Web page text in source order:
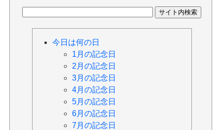
今日は何の日
1月の記念日
2月の記念日
3月の記念日
4月の記念日
5月の記念日
6月の記念日
7月の記念日